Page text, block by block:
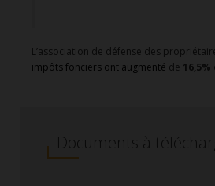
L’association de défense des
impôts fonciers ont augmenté de 16,5%
Documents à